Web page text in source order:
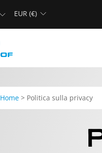
EUR (€)
Home > Politica sulla privacy